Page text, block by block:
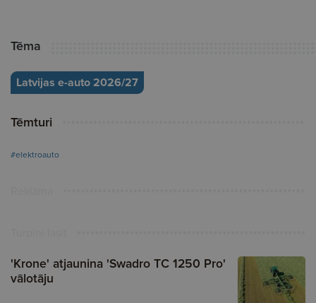
Tēma
Latvijas e-auto 2026/27
Tēmturi
#elektroauto
'Krone' atjaunina 'Swadro TC 1250 Pro'
vālotāju